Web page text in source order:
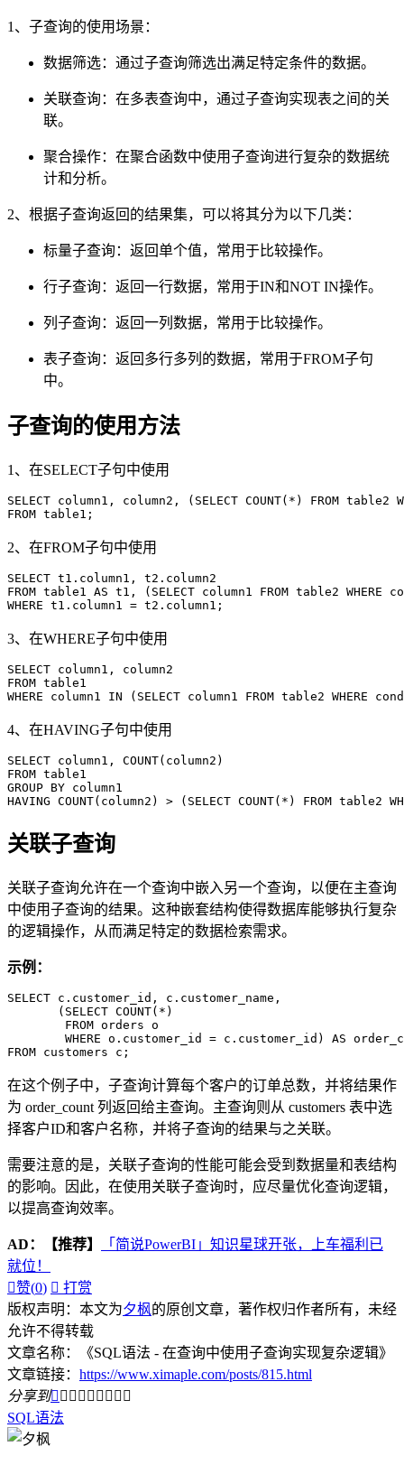
1、子查询的使用场景：
数据筛选：通过子查询筛选出满足特定条件的数据。
关联查询：在多表查询中，通过子查询实现表之间的关
联。
聚合操作：在聚合函数中使用子查询进行复杂的数据统
计和分析。
2、根据子查询返回的结果集，可以将其分为以下几类：
标量子查询：返回单个值，常用于比较操作。
行子查询：返回一行数据，常用于IN和NOT IN操作。
列子查询：返回一列数据，常用于比较操作。
表子查询：返回多行多列的数据，常用于FROM子句
中。
子查询的使用方法
1、在SELECT子句中使用
SELECT column1, column2, (SELECT COUNT(*) FROM
FROM table1;
2、在FROM子句中使用
SELECT t1.column1, t2.column2
FROM table1 AS t1, (SELECT column1 FROM table2
WHERE t1.column1 = t2.column1;
3、在WHERE子句中使用
SELECT column1, column2
FROM table1
WHERE column1 IN (SELECT column1 FROM table2 WHERE
4、在HAVING子句中使用
SELECT column1, COUNT(column2)
FROM table1
GROUP BY column1
HAVING COUNT(column2) > (SELECT COUNT(*) FROM table2
关联子查询
关联子查询允许在一个查询中嵌入另一个查询，以便在主查询
中使用子查询的结果。这种嵌套结构使得数据库能够执行复杂
的逻辑操作，从而满足特定的数据检索需求。
示例：
SELECT c.customer_id, c.customer_name,
       (SELECT COUNT(*)
        FROM orders o
WHERE o.customer_id = c.customer_id) AS
FROM customers c;
在这个例子中，子查询计算每个客户的订单总数，并将结果作
为 order_count 列返回给主查询。主查询则从 customers 表中选
择客户ID和客户名称，并将子查询的结果与之关联。
需要注意的是，关联子查询的性能可能会受到数据量和表结构
的影响。因此，在使用关联子查询时，应尽量优化查询逻辑，
以提高查询效率。
AD： 【推荐】
「简说PowerBI」知识星球开张，上车福利已
就位！
赞(0)  打赏
版权声明：本文为夕枫的原创文章，著作权归作者所有，未经
允许不得转载
文章名称：《SQL语法 - 在查询中使用子查询实现复杂逻辑》
文章链接： https://www.ximaple.com/posts/815.html
分享到        
SQL语法